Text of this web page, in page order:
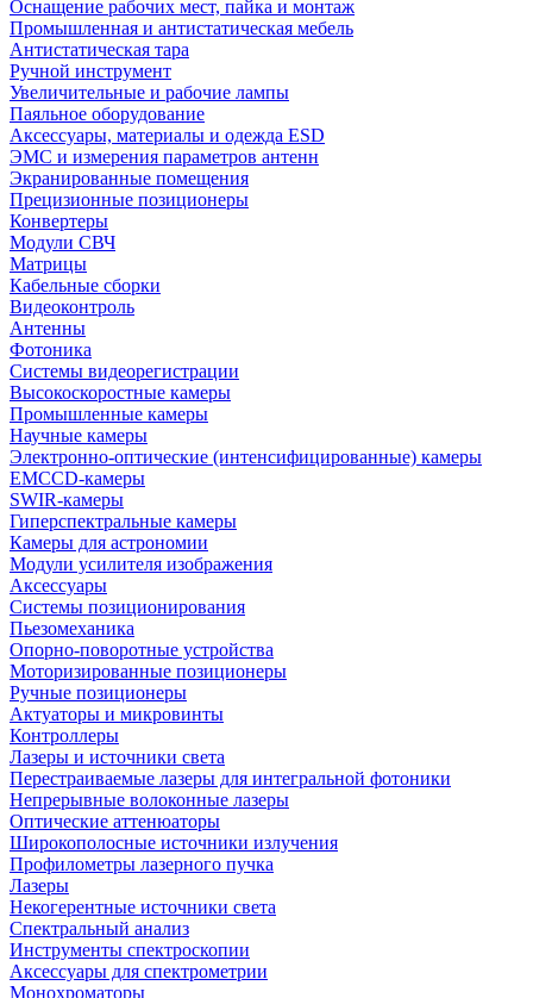
Оснащение рабочих мест, пайка и монтаж
Промышленная и антистатическая мебель
Антистатическая тара
Ручной инструмент
Увеличительные и рабочие лампы
Паяльное оборудование
Аксессуары, материалы и одежда ESD
ЭМС и измерения параметров антенн
Экранированные помещения
Прецизионные позиционеры
Конвертеры
Модули СВЧ
Матрицы
Кабельные сборки
Видеоконтроль
Антенны
Фотоника
Cистемы видеорегистрации
Высокоскоростные камеры
Промышленные камеры
Научные камеры
Электронно-оптические (интенсифицированные) камеры
EMCCD-камеры
SWIR-камеры
Гиперспектральные камеры
Камеры для астрономии
Модули усилителя изображения
Аксессуары
Системы позиционирования
Пьезомеханика
Опорно-поворотные устройства
Моторизированные позиционеры
Ручные позиционеры
Актуаторы и микровинты
Контроллеры
Лазеры и источники света
Перестраиваемые лазеры для интегральной фотоники
Непрерывные волоконные лазеры
Оптические аттенюаторы
Широкополосные источники излучения
Профилометры лазерного пучка
Лазеры
Некогерентные источники света
Спектральный анализ
Инструменты спектроскопии
Аксессуары для спектрометрии
Монохроматоры